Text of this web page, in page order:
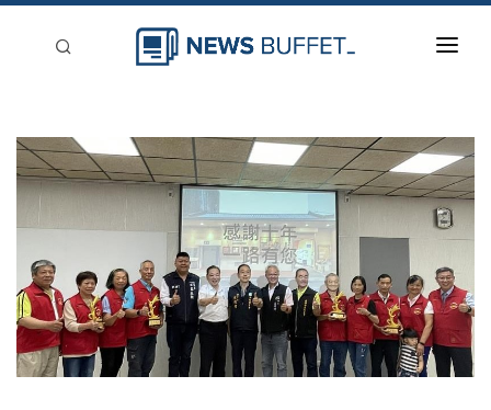
新聞稿分類
登入
刊登